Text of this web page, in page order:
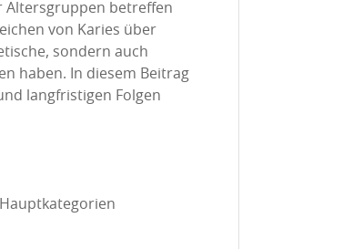
Altersgruppen betreffen
von Karies über
sondern auch
haben. In diesem Beitrag
langfristigen Folgen